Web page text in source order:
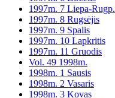
1997m. 7 Liepa-Rugp.
1997m. 8 Rugsėjis
1997m. 9 Spalis
1997m. 10 Lapkritis
1997m. 11 Gruodis
Vol. 49 1998m.
1998m. 1 Sausis
1998m. 2 Vasaris
1998m. 3 Kovas